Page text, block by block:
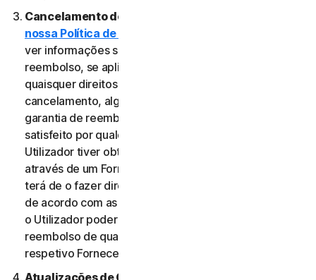
Cancelamento do Serviço.
nossa Política de Cancelamento e Reembolso
ver informações sobre o cancelamento e obter um
reembolso, se aplicável. Independentemente de
quaisquer direitos legais, como direitos de
cancelamento, alguns Serviços podem incluir uma
garantia de reembolso, caso o Utilizador não esteja
satisfeito por qualquer motivo. No entanto, se o
Utilizador tiver obtido o direito a utilizar o Serviço
através de um Fornecedor e pretender cancelá-lo,
terá de o fazer diretamente junto desse Fornecedor,
de acordo com as instruções do mesmo. Nesse caso,
o Utilizador poderá não ter direito a qualquer
reembolso de qualquer pagamento efetuado ao
respetivo Fornecedor.
Atualizações de Conteúdo.